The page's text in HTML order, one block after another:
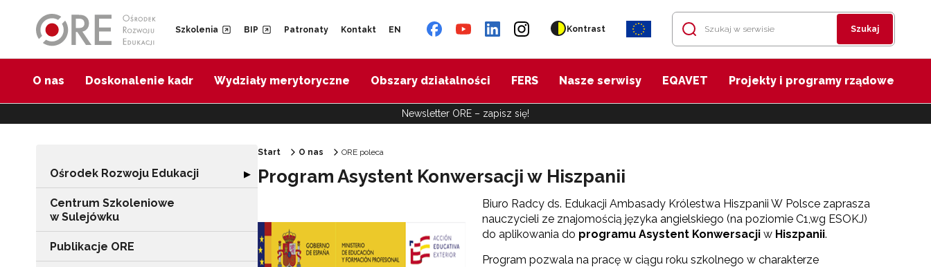
Szkolenia BIP Patronaty Kontakt EN Kontrast Szukaj
O nas Doskonalenie kadr Wydziały merytoryczne Obszary działalności FERS Nasze serwisy EQAVET Projekty i programy rządowe
Newsletter ORE – zapisz się!
Ośrodek Rozwoju Edukacji Rozwiń sekcję "Ośrodek Rozwoju Edukacji"
▶
Centrum Szkoleniowe
w Sulejówku
Publikacje ORE
Start O nas ORE poleca
Program Asystent Konwersacji w Hiszpanii
Biuro Radcy ds. Edukacji Ambasady Królestwa Hiszpanii W Polsce zaprasza
nauczycieli ze znajomością języka angielskiego (na poziomie C1,wg ESOKJ)
do aplikowania do programu Asystent Konwersacji w Hiszpanii.
Program pozwala na pracę w ciągu roku szkolnego w charakterze